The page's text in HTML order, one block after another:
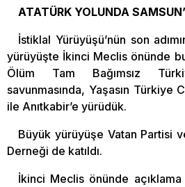
ATATÜRK YOLUNDA
İstiklal Yürüyüşü’nün son
yürüyüşte İkinci Meclis önünde
Ölüm Tam Bağımsız
savunmasında, Yaşasın Türkiye
ile Anıtkabir’e yürüdük.
Büyük yürüyüşe Vatan Partisi
Derneği de katıldı.
İkinci Meclis önünde